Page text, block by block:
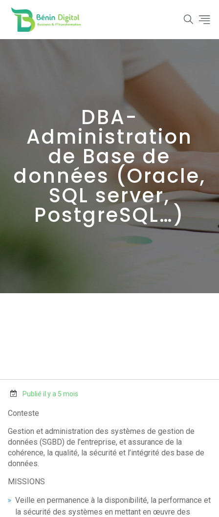
DBA-
Administration
de Base de
données (Oracle,
SQL server,
PostgreSQL…)
Publié il y a 5 mois
Conteste
Gestion et administration des systèmes de gestion de
données (SGBD) de l’entreprise, et assurance de la
cohérence, la qualité, la sécurité et l’intégrité des base de
données.
MISSIONS
Veille en permanence à la disponibilité, la performance et
la sécurité des systèmes en mettant en œuvre des